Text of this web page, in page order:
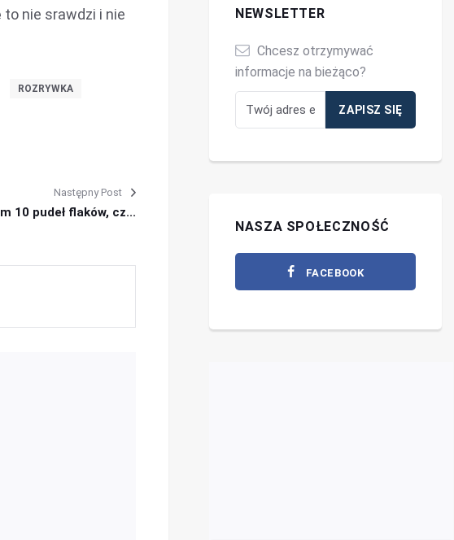
nie srawdzi i nie
ROZRYWKA
Następny Post
10 pudeł flaków, cz...
NEWSLETTER
Chcesz otrzymywać
informacje na bieżąco?
NASZA SPOŁECZNOŚĆ
FACEBOOK